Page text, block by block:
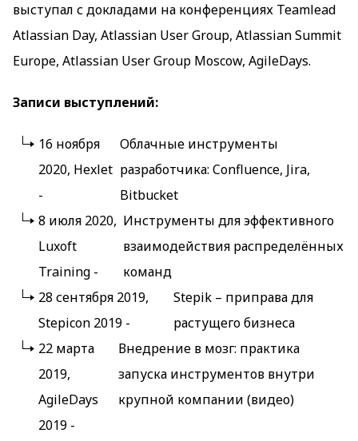
выступал с докладами на конференциях Teamlead
Atlassian Day, Atlassian User Group, Atlassian Summit
Europe, Atlassian User Group Moscow, AgileDays.
Записи выступлений:
16 ноября
2020, Hexlet
-
Облачные инструменты
разработчика: Confluence, Jira,
Bitbucket
8 июля 2020,
Luxoft
Training -
Инструменты для эффективного
взаимодействия распределённых
команд
28 сентября 2019,
Stepicon 2019 -
Stepik – приправа для
растущего бизнеса
22 марта
2019,
AgileDays
2019 -
Внедрение в мозг: практика
запуска инструментов внутри
крупной компании (видео)